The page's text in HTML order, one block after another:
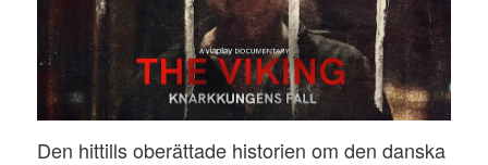
Den hittills oberättade historien om den danska